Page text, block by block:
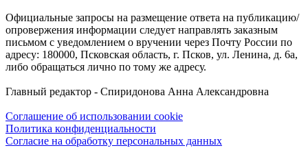
Официальные запросы на размещение ответа на публикацию/
опровержения информации следует направлять заказным
письмом с уведомлением о вручении через Почту России по
адресу: 180000, Псковская область, г. Псков, ул. Ленина, д. 6а,
либо обращаться лично по тому же адресу.
Главный редактор - Спиридонова Анна Александровна
Соглашение об использовании cookie
Политика конфиденциальности
Согласие на обработку персональных данных